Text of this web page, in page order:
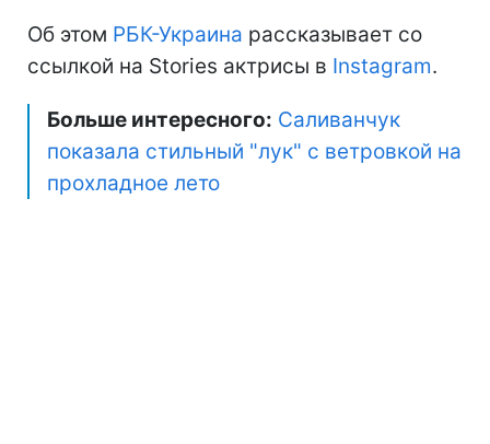
Об этом РБК-Украина рассказывает со
ссылкой на Stories актрисы в Instagram.
Больше интересного: Саливанчук
показала стильный "лук" с ветровкой на
прохладное лето